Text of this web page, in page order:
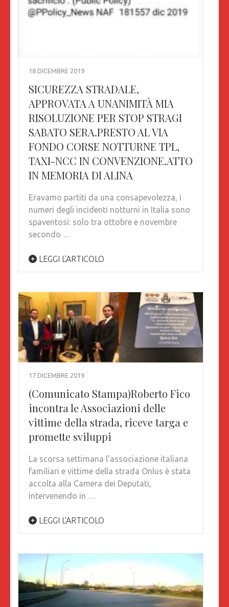
18 DICEMBRE 2019
SICUREZZA STRADALE,
APPROVATA A UNANIMITÀ MIA
RISOLUZIONE PER STOP STRAGI
SABATO SERA.PRESTO AL VIA
FONDO CORSE NOTTURNE TPL,
TAXI-NCC IN CONVENZIONE.ATTO
IN MEMORIA DI ALINA
Eravamo partiti da una consapevolezza, i
numeri degli incidenti notturni in Italia sono
spaventosi: solo tra ottobre e novembre
secondo …
LEGGI L'ARTICOLO
17 DICEMBRE 2019
(Comunicato Stampa)Roberto Fico
incontra le Associazioni delle
vittime della strada, riceve targa e
promette sviluppi
La scorsa settimana l’associazione italiana
familiari e vittime della strada Onlus è stata
accolta alla Camera dei Deputati,
intervenendo in …
LEGGI L'ARTICOLO